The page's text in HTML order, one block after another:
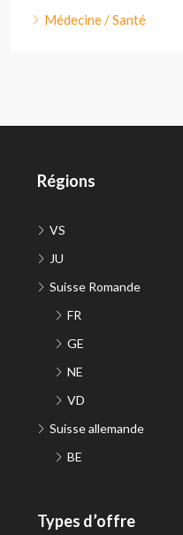
Médecine / Santé
Régions
VS
JU
Suisse Romande
FR
GE
NE
VD
Suisse allemande
BE
Types d’offre